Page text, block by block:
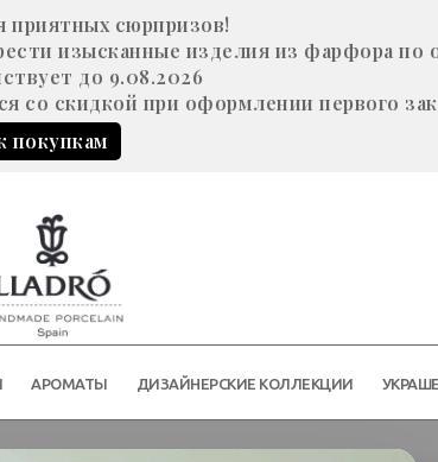
приятных сюрпризов!
изысканные изделия из фарфора по
до 9.08.2026
со скидкой при оформлении первого
покупкам
АРОМАТЫ ДИЗАЙНЕРСКИЕ КОЛЛЕКЦИИ